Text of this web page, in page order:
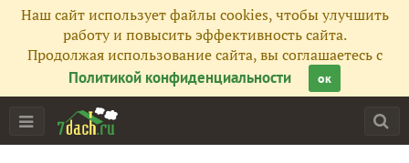
Наш сайт использует файлы cookies, чтобы улучшить
работу и повысить эффективность сайта.
Продолжая использование сайта, вы соглашаетесь с
Политикой конфиденциальности
ок